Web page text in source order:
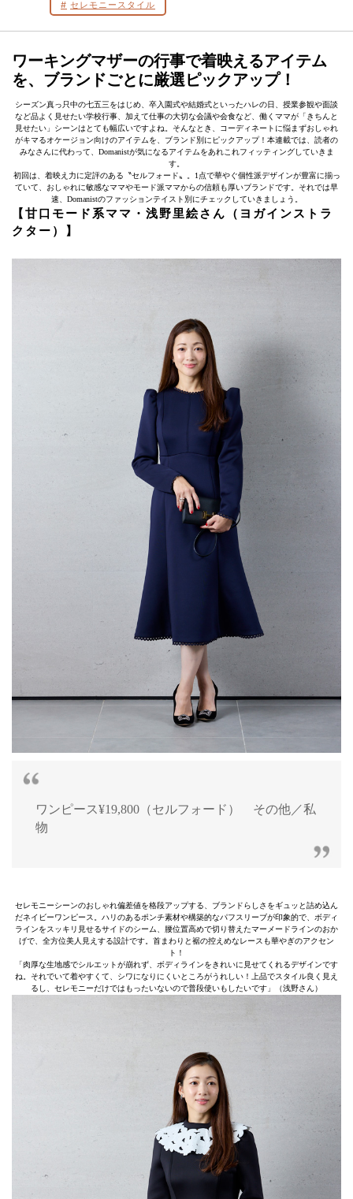
セレモニースタイル
ワーキングマザーの行事で着映えるアイテム
を、ブランドごとに厳選ピックアップ！
シーズン真っ只中の七五三をはじめ、卒入園式や結婚式といったハレの日、授業参観や面談
など品よく見せたい学校行事、加えて仕事の大切な会議や会食など、働くママが「きちんと
見せたい」シーンはとても幅広いですよね。そんなとき、コーディネートに悩まずおしゃれ
がキマるオケージョン向けのアイテムを、ブランド別にピックアップ！本連載では、読者の
みなさんに代わって、Domanistが気になるアイテムをあれこれフィッティングしていきま
す。
初回は、着映え力に定評のある〝セルフォード〟。1点で華やぐ個性派デザインが豊富に揃っ
ていて、おしゃれに敏感なママやモード派ママからの信頼も厚いブランドです。それでは早
速、Domanistのファッションテイスト別にチェックしていきましょう。
【甘口モード系ママ・浅野里絵さん（ヨガインストラ
クター）】
ワンピース¥19,800（セルフォード） その他／私
物
セレモニーシーンのおしゃれ偏差値を格段アップする、ブランドらしさをギュッと詰め込ん
だネイビーワンピース。ハリのあるポンチ素材や構築的なパフスリーブが印象的で、ボディ
ラインをスッキリ見せるサイドのシーム、腰位置高めで切り替えたマーメードラインのおか
げで、全方位美人見えする設計です。首まわりと裾の控えめなレースも華やぎのアクセン
ト！
「肉厚な生地感でシルエットが崩れず、ボディラインをきれいに見せてくれるデザインです
ね。それでいて着やすくて、シワになりにくいところがうれしい！上品でスタイル良く見え
るし、セレモニーだけではもったいないので普段使いもしたいです」（浅野さん）